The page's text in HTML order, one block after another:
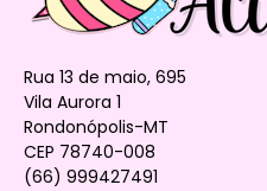
Rua 13 de maio, 695
Vila Aurora 1
Rondonópolis-MT
CEP 78740-008
(66) 999427491